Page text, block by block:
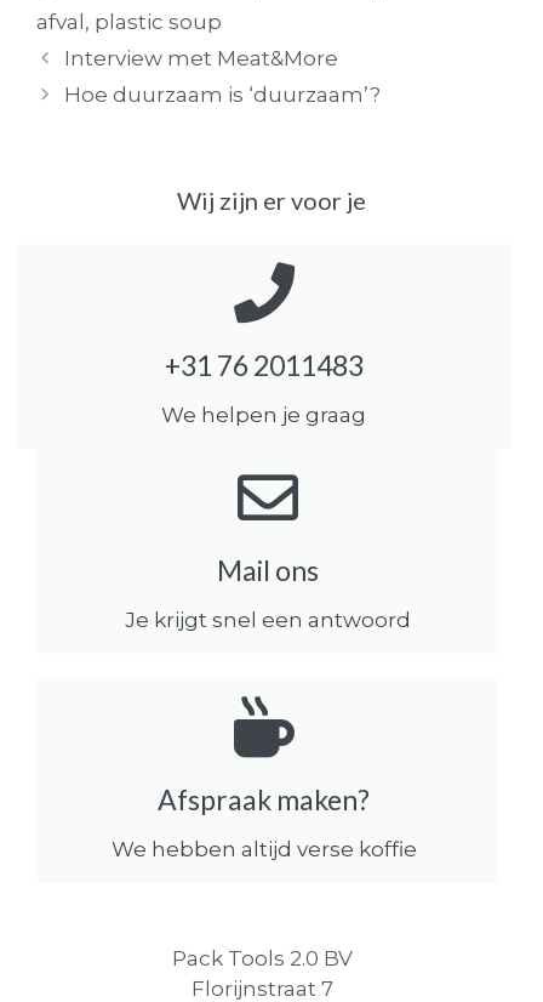
afval , plastic soup
Interview met Meat&More
Hoe duurzaam is ‘duurzaam’?
Wij zijn er voor je
+31 76 2011483
We helpen je graag
Mail ons
Je krijgt snel een antwoord
Afspraak maken?
We hebben altijd verse koffie
Pack Tools 2.0 BV
Florijnstraat 7